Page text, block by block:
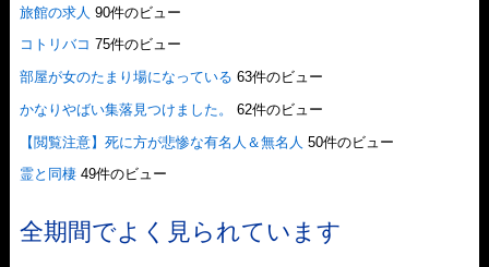
旅館の求人 90件のビュー
コトリバコ 75件のビュー
部屋が女のたまり場になっている 63件のビュー
かなりやばい集落見つけました。
62件のビュー
【閲覧注意】死に方が悲惨な有名人＆無名人 50件のビュー
霊と同棲 49件のビュー
全期間でよく見られています